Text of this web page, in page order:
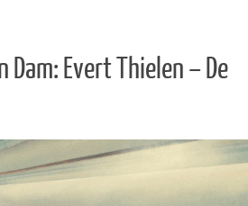
Dam: Evert Thielen – De